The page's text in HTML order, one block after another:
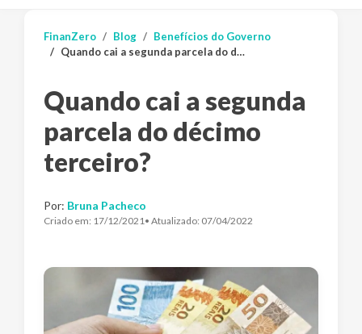
FinanZero Blog
Benefícios do Governo
Quando cai a segunda parcela do décimo terceiro?
Quando cai a segunda
parcela do décimo
terceiro?
Por: Bruna Pacheco
Criado em: 17/12/2021• Atualizado: 07/04/2022